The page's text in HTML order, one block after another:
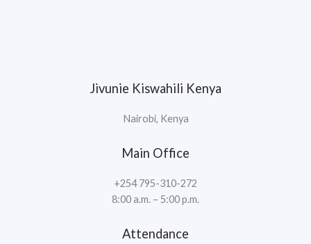
Jivunie Kiswahili Kenya
Nairobi, Kenya
Main Office
+254 795-310-272
8:00 a.m. – 5:00 p.m.
Attendance